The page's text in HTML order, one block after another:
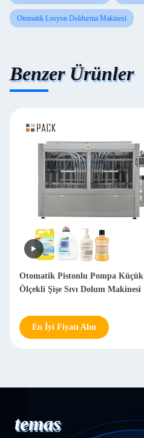
Otomatik Losyon Doldurma Makinesi
Benzer Ürünler
Otomatik Pistonlu Pompa Küçük
Ölçekli Şişe Sıvı Dolum Makinesi
En İyi Fiyatı Alın
temas